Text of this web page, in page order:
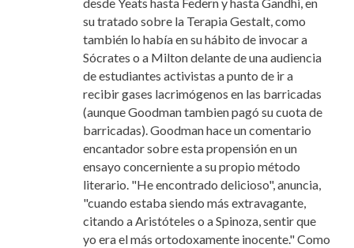
su tratado sobre la Terapia Gestalt, como
también lo había en su hábito de invocar a
Sócrates o a Milton delante de una audiencia
de estudiantes activistas a punto de ir a
recibir gases lacrimógenos en las barricadas
(aunque Goodman tambien pagó su cuota de
barricadas). Goodman hace un comentario
encantador sobre esta propensión en un
ensayo concerniente a su propio método
literario. "He encontrado delicioso", anuncia,
"cuando estaba siendo más extravagante,
citando a Aristóteles o a Spinoza, sentir que
yo era el más ortodoxamente inocente." Como